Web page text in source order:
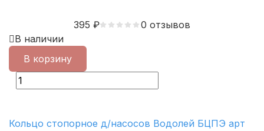
395 ₽
0 отзывов
В наличии
В корзину
Кольцо стопорное д/насосов Водолей БЦПЭ арт